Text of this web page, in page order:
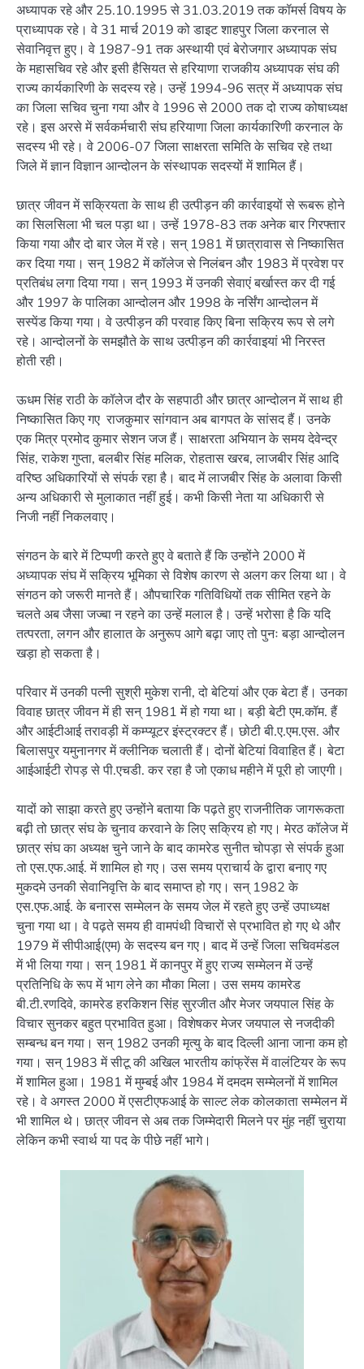
अध्यापक रहे और 25.10.1995 से 31.03.2019 तक कॉमर्स विषय के
प्राध्यापक रहे। वे 31 मार्च 2019 को डाइट शाहपुर जिला करनाल से
सेवानिवृत्त हुए। वे 1987-91 तक अस्थायी एवं बेरोजगार अध्यापक संघ
के महासचिव रहे और इसी हैसियत से हरियाणा राजकीय अध्यापक संघ की
राज्य कार्यकारिणी के सदस्य रहे। उन्हें 1994-96 सत्र में अध्यापक संघ
का जिला सचिव चुना गया और वे 1996 से 2000 तक दो राज्य कोषाध्यक्ष
रहे। इस अरसे में सर्वकर्मचारी संघ हरियाणा जिला कार्यकारिणी करनाल के
सदस्य भी रहे। वे 2006-07 जिला साक्षरता समिति के सचिव रहे तथा
जिले में ज्ञान विज्ञान आन्दोलन के संस्थापक सदस्यों में शामिल हैं।
छात्र जीवन में सक्रियता के साथ ही उत्पीड़न की कार्रवाइयों से रूबरू होने
का सिलसिला भी चल पड़ा था। उन्हें 1978-83 तक अनेक बार गिरफ्तार
किया गया और दो बार जेल में रहे। सन् 1981 में छात्रावास से निष्कासित
कर दिया गया। सन् 1982 में कॉलेज से निलंबन और 1983 में प्रवेश पर
प्रतिबंध लगा दिया गया। सन् 1993 में उनकी सेवाएं बर्खास्त कर दी गई
और 1997 के पालिका आन्दोलन और 1998 के नर्सिंग आन्दोलन में
सस्पेंड किया गया। वे उत्पीड़न की परवाह किए बिना सक्रिय रूप से लगे
रहे। आन्दोलनों के समझौते के साथ उत्पीड़न की कार्रवाइयां भी निरस्त
होती रही।
ऊधम सिंह राठी के कॉलेज दौर के सहपाठी और छात्र आन्दोलन में साथ ही
निष्कासित किए गए राजकुमार सांगवान अब बागपत के सांसद हैं। उनके
एक मित्र प्रमोद कुमार सेशन जज हैं। साक्षरता अभियान के समय देवेन्द्र
सिंह, राकेश गुप्ता, बलबीर सिंह मलिक, रोहतास खरब, लाजबीर सिंह आदि
वरिष्ठ अधिकारियों से संपर्क रहा है। बाद में लाजबीर सिंह के अलावा किसी
अन्य अधिकारी से मुलाकात नहीं हुई। कभी किसी नेता या अधिकारी से
निजी नहीं निकलवाए।
संगठन के बारे में टिप्पणी करते हुए वे बताते हैं कि उन्होंने 2000 में
अध्यापक संघ में सक्रिय भूमिका से विशेष कारण से अलग कर लिया था। वे
संगठन को जरूरी मानते हैं। औपचारिक गतिविधियों तक सीमित रहने के
चलते अब जैसा जज्बा न रहने का उन्हें मलाल है। उन्हें भरोसा है कि यदि
तत्परता, लगन और हालात के अनुरूप आगे बढ़ा जाए तो पुनः बड़ा आन्दोलन
खड़ा हो सकता है।
परिवार में उनकी पत्नी सुश्री मुकेश रानी, दो बेटियां और एक बेटा हैं। उनका
विवाह छात्र जीवन में ही सन् 1981 में हो गया था। बड़ी बेटी एम.कॉम. हैं
और आईटीआई तरावड़ी में कम्प्यूटर इंस्ट्रक्टर हैं। छोटी बी.ए.एम.एस. और
बिलासपुर यमुनानगर में क्लीनिक चलाती हैं। दोनों बेटियां विवाहित हैं। बेटा
आईआईटी रोपड़ से पी.एचडी. कर रहा है जो एकाध महीने में पूरी हो जाएगी।
यादों को साझा करते हुए उन्होंने बताया कि पढ़ते हुए राजनीतिक जागरूकता
बढ़ी तो छात्र संघ के चुनाव करवाने के लिए सक्रिय हो गए। मेरठ कॉलेज में
छात्र संघ का अध्यक्ष चुने जाने के बाद कामरेड सुनीत चोपड़ा से संपर्क हुआ
तो एस.एफ.आई. में शामिल हो गए। उस समय प्राचार्य के द्वारा बनाए गए
मुकदमे उनकी सेवानिवृत्ति के बाद समाप्त हो गए। सन् 1982 के
एस.एफ.आई. के बनारस सम्मेलन के समय जेल में रहते हुए उन्हें उपाध्यक्ष
चुना गया था। वे पढ़ते समय ही वामपंथी विचारों से प्रभावित हो गए थे और
1979 में सीपीआई(एम) के सदस्य बन गए। बाद में उन्हें जिला सचिवमंडल
में भी लिया गया। सन् 1981 में कानपुर में हुए राज्य सम्मेलन में उन्हें
प्रतिनिधि के रूप में भाग लेने का मौका मिला। उस समय कामरेड
बी.टी.रणदिवे, कामरेड हरकिशन सिंह सुरजीत और मेजर जयपाल सिंह के
विचार सुनकर बहुत प्रभावित हुआ। विशेषकर मेजर जयपाल से नजदीकी
सम्बन्ध बन गया। सन् 1982 उनकी मृत्यु के बाद दिल्ली आना जाना कम हो
गया। सन् 1983 में सीटू की अखिल भारतीय कांफ्रेंस में वालंटियर के रूप
में शामिल हुआ। 1981 में मुम्बई और 1984 में दमदम सम्मेलनों में शामिल
रहे। वे अगस्त 2000 में एसटीएफआई के साल्ट लेक कोलकाता सम्मेलन में
भी शामिल थे। छात्र जीवन से अब तक जिम्मेदारी मिलने पर मुंह नहीं चुराया
लेकिन कभी स्वार्थ या पद के पीछे नहीं भागे।